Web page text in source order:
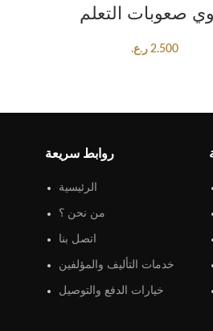
صعوبات التعلم
2.500 ر.ع.
روابط سريعة
الرئيسية
من نحن ؟
اتصل بنا
خدمات التأليف والمؤلفين
خيارات الدفع والتوصيل